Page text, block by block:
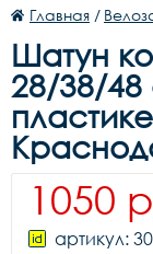
Главная /
Шатун
28/38/48
1050
артикул: